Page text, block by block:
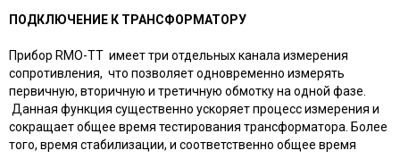
ПОДКЛЮЧЕНИЕ К ТРАНСФОРМАТОРУ
Прибор RMO-TT имеет три отдельных канала измерения
сопротивления, что позволяет одновременно измерять
первичную, вторичную и третичную обмотку на одной фазе.
Данная функция существенно ускоряет процесс измерения и
сокращает общее время тестирования трансформатора. Более
того, время стабилизации, и соответственно общее время